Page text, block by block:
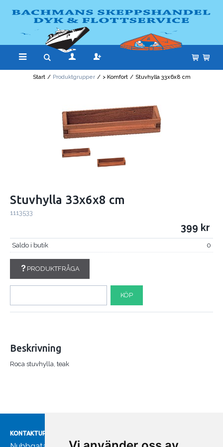
Start / Produktgrupper / > Komfort / Stuvhylla 33x6x8 cm
Stuvhylla 33x6x8 cm
1113533
399
Saldo i butik 0
PRODUKTFRÅGA
KÖP
Beskrivning
Roca stuvhylla, teak
KONTAKTUPPGIFTER